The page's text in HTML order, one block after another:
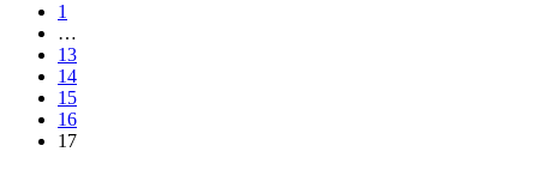
1
…
13
14
15
16
17